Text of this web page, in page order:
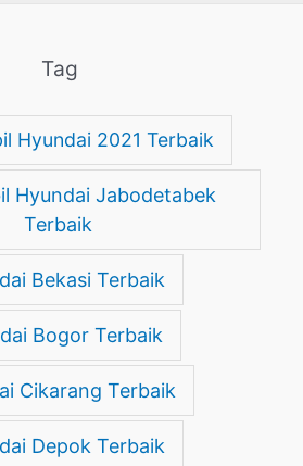
Tag
Hyundai 2021 Terbaik
Hyundai Jabodetabek
Terbaik
Bekasi Terbaik
Bogor Terbaik
Cikarang Terbaik
Depok Terbaik